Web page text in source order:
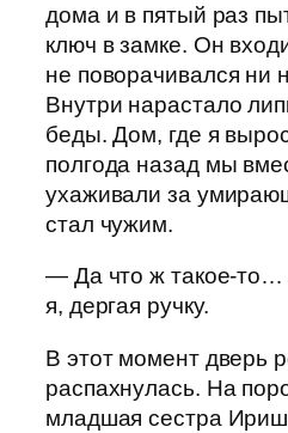
дома и в пятый раз
ключ в замке. Он
не поворачивался ни
Внутри нарастало
беды. Дом, где я
полгода назад мы
ухаживали за
стал чужим.
— Да что ж такое-
я, дергая ручку.
В этот момент дверь
распахнулась. На
младшая сестра